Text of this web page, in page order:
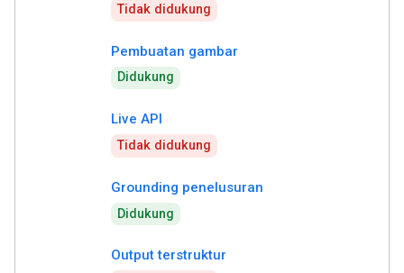
Tidak didukung
Pembuatan gambar
Didukung
Live API
Tidak didukung
Grounding penelusuran
Didukung
Output terstruktur